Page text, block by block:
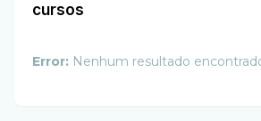
cursos
Error: Nenhum resultado